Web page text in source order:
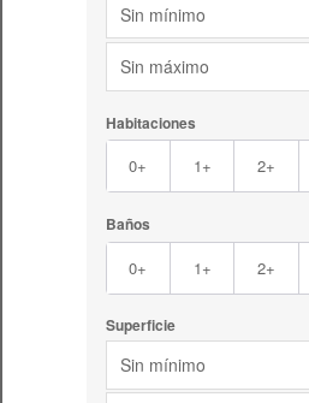
Sin mínimo
Sin máximo
Habitaciones
0+ 1+ 2+
Baños
0+ 1+ 2+
Superficie
Sin mínimo